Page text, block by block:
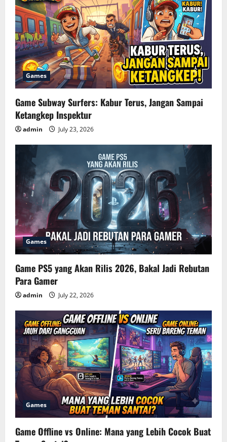
Games
Game Subway Surfers: Kabur Terus, Jangan Sampai
Ketangkep Inspektur
admin July 23, 2026
Games
Game PS5 yang Akan Rilis 2026, Bakal Jadi Rebutan
Para Gamer
admin July 22, 2026
Games
Game Offline vs Online: Mana yang Lebih Cocok Buat